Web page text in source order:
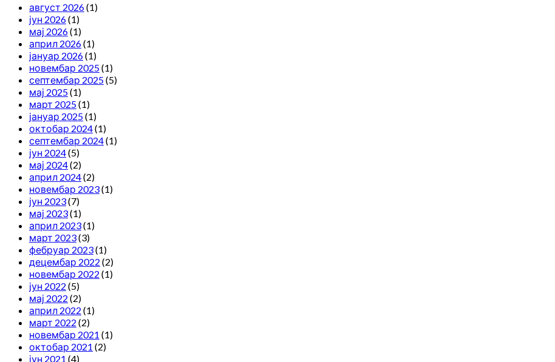
август 2026(1)
јун 2026(1)
мај 2026(1)
април 2026(1)
јануар 2026(1)
новембар 2025(1)
септембар 2025(5)
мај 2025(1)
март 2025(1)
јануар 2025(1)
октобар 2024(1)
септембар 2024(1)
јун 2024(5)
мај 2024(2)
април 2024(2)
новембар 2023(1)
јун 2023(7)
мај 2023(1)
април 2023(1)
март 2023(3)
фебруар 2023(1)
децембар 2022 (2)
новембар 2022 (1)
јун 2022 (5)
мај 2022 (2)
април 2022 (1)
март 2022 (2)
новембар 2021 (1)
октобар 2021 (2)
јун 2021 (4)